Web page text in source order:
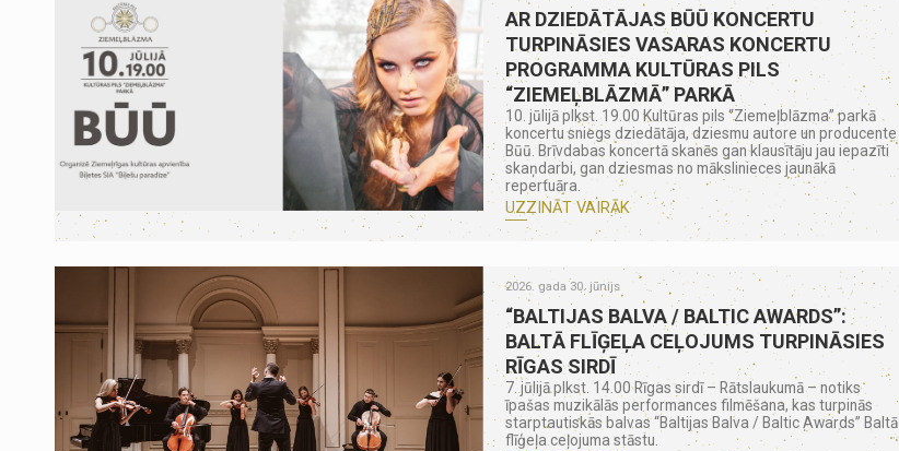
AR DZIEDĀTĀJAS BŪŪ KONCERTU
TURPINĀSIES VASARAS KONCERTU
PROGRAMMA KULTŪRAS PILS
“ZIEMEĻBLĀZMĀ” PARKĀ
10. jūlijā plkst. 19.00 Kultūras pils “Ziemeļblāzma” parkā
koncertu sniegs dziedātāja, dziesmu autore un producente
Būū. Brīvdabas koncertā skanēs gan klausītāju jau iepazīti
skaņdarbi, gan dziesmas no mākslinieces jaunākā
repertuāra.
UZZINĀT VAIRĀK
2026. gada 30. jūnijs
“BALTIJAS BALVA / BALTIC AWARDS”:
BALTĀ FLĪĢEĻA CEĻOJUMS TURPINĀSIES
RĪGAS SIRDĪ
7. jūlijā plkst. 14.00 Rīgas sirdī – Rātslaukumā – notiks
īpašas muzikālās performances filmēšana, kas turpinās
starptautiskās balvas “Baltijas Balva / Baltic Awards” Baltā
flīģeļa ceļojuma stāstu.